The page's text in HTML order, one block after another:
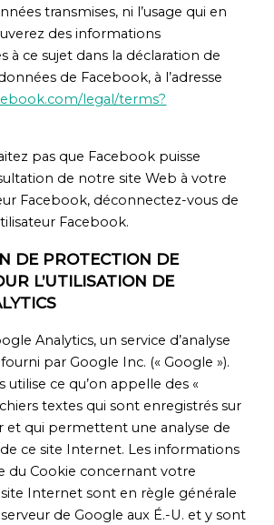
transmises, ni l’usage qui en
des informations
à ce sujet dans la déclaration de
de Facebook, à l’adresse
legal/terms?
pas que Facebook puisse
de notre site Web à votre
Facebook, déconnectez-vous de
Facebook.
DE PROTECTION DE
L’UTILISATION DE
Analytics, un service d’analyse
par Google Inc. (« Google »).
utilise ce qu’on appelle des «
textes qui sont enregistrés sur
et qui permettent une analyse de
ce site Internet. Les informations
du Cookie concernant votre
Internet sont en règle générale
de Google aux É.-U. et y sont